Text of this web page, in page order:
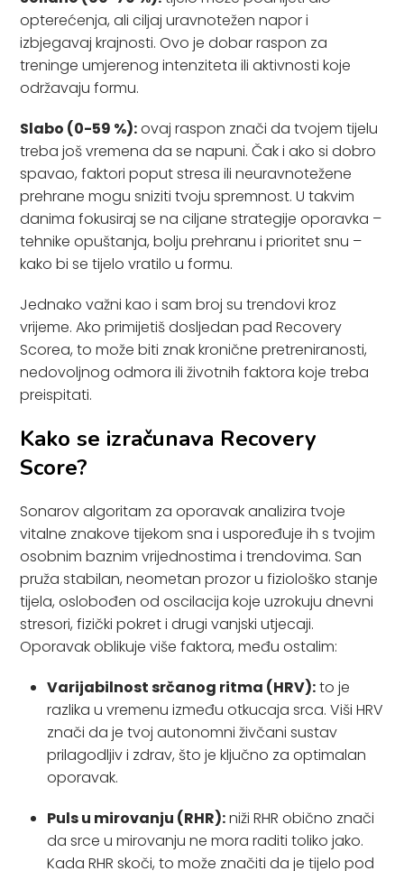
opterećenja, ali ciljaj uravnotežen napor i
izbjegavaj krajnosti. Ovo je dobar raspon za
treninge umjerenog intenziteta ili aktivnosti koje
održavaju formu.
Slabo (0-59 %):ovaj raspon znači da tvojem tijelu
treba još vremena da se napuni. Čak i ako si dobro
spavao, faktori poput stresa ili neuravnotežene
prehrane mogu sniziti tvoju spremnost. U takvim
danima fokusiraj se na ciljane strategije oporavka –
tehnike opuštanja, bolju prehranu i prioritet snu –
kako bi se tijelo vratilo u formu.
Jednako važni kao i sam broj su trendovi kroz
vrijeme. Ako primijetiš dosljedan pad Recovery
Scorea, to može biti znak kronične pretreniranosti,
nedovoljnog odmora ili životnih faktora koje treba
preispitati.
Kako se izračunava Recovery
Score?
Sonarov algoritam za oporavak analizira tvoje
vitalne znakove tijekom sna i uspoređuje ih s tvojim
osobnim baznim vrijednostima i trendovima. San
pruža stabilan, neometan prozor u fiziološko stanje
tijela, oslobođen od oscilacija koje uzrokuju dnevni
stresori, fizički pokret i drugi vanjski utjecaji.
Oporavak oblikuje više faktora, među ostalim:
Varijabilnost srčanog ritma (HRV):to je
razlika u vremenu između otkucaja srca. Viši HRV
znači da je tvoj autonomni živčani sustav
prilagodljiv i zdrav, što je ključno za optimalan
oporavak.
Puls u mirovanju (RHR):niži RHR obično znači
da srce u mirovanju ne mora raditi toliko jako.
Kada RHR skoči, to može značiti da je tijelo pod